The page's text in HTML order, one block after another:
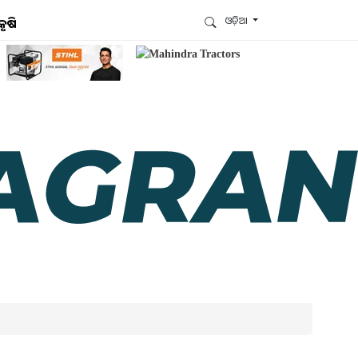
ଓଡ଼ିଆ
ଆମେ ହ୍ବାଟ୍ସଆପ୍‌ରେ ଅଛୁ ! ଆମ ହ୍ବାଟ୍ସଆପ ଗ୍ରୁପରେ
ଏବଂ ଆପଙ୍କୁ ଆବଶ୍ୟକ ହେଉଥିବା ସବୁ
ଗୁରୁତ୍ବପୂର୍ଣ୍ଣ ଅପଡେଟ୍‌ ପାଆନ୍ତୁ ପ୍ରତିଦିନ ।